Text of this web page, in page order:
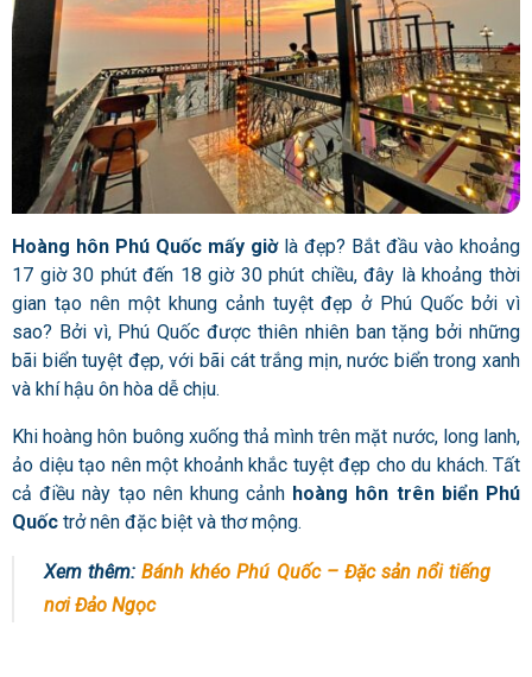
Hoàng hôn Phú Quốc mấy giờ là đẹp? Bắt đầu vào khoảng
17 giờ 30 phút đến 18 giờ 30 phút chiều, đây là khoảng thời
gian tạo nên một khung cảnh tuyệt đẹp ở Phú Quốc bởi vì
sao? Bởi vì, Phú Quốc được thiên nhiên ban tặng bởi những
bãi biển tuyệt đẹp, với bãi cát trắng mịn, nước biển trong xanh
và khí hậu ôn hòa dễ chịu.
Khi hoàng hôn buông xuống thả mình trên mặt nước, long lanh,
ảo diệu tạo nên một khoảnh khắc tuyệt đẹp cho du khách. Tất
cả điều này tạo nên khung cảnh hoàng hôn trên biển Phú
Quốc trở nên đặc biệt và thơ mộng.
Xem thêm:Bánh khéo Phú Quốc – Đặc sản nổi tiếng
nơi Đảo Ngọc